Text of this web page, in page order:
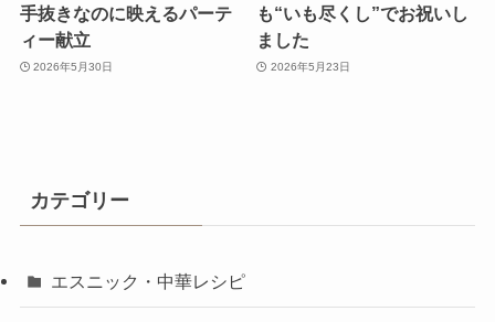
手抜きなのに映えるパーテ
ィー献立
2026年5月30日
も“いも尽くし”でお祝いし
ました
2026年5月23日
カテゴリー
エスニック・中華レシピ